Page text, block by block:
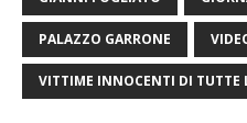
PALAZZO GARRONE
VITTIME INNOCENTI DI TUTTE